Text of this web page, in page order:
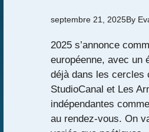
septembre 21, 2025By
2025 s’annonce
européenne, avec un
déjà dans les cercles
StudioCanal et Les
indépendantes
au rendez-vous. On